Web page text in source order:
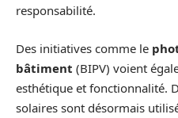
responsabilité.
Des initiatives comme le
bâtiment (BIPV) voient
esthétique et fonctionnalité.
solaires sont désormais